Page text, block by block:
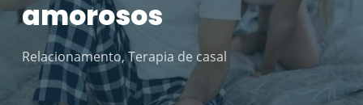
amorosos
Relacionamento,Terapia de casal